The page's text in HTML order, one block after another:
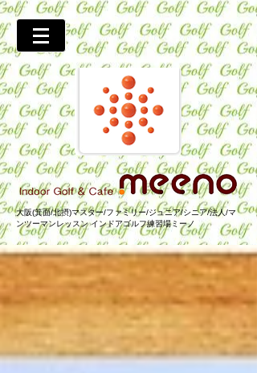
大阪(箕面/北摂)マスター/ファミリー/ジュニア/シニア/法人/マ
ンツーマンレッスン インドアゴルフ練習場ミーノ